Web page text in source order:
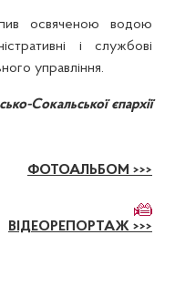
освяченою водою
і службові
управління.
Сокальської єпархії
ФОТОАЛЬБОМ >>>
ВІДЕОРЕПОРТАЖ >>>